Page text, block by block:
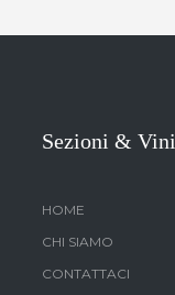
Sezioni & Vini
HOME
CHI SIAMO
CONTATTACI